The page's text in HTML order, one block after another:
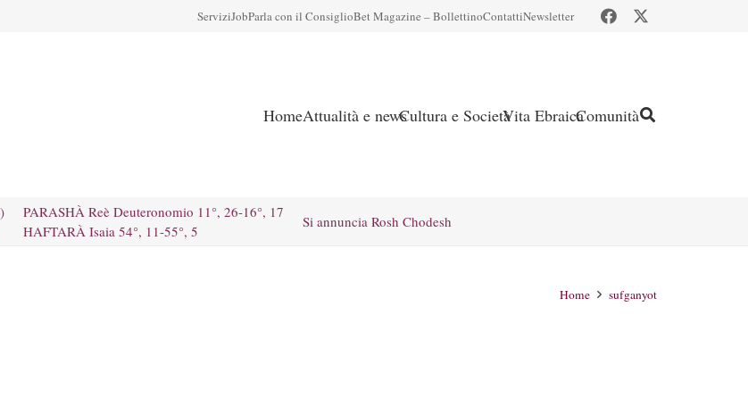
ServiziJobParla con il ConsiglioBet Magazine – BollettinoContattiNewsletter
HomeAttualità e newsCultura e SocietàVita EbraicaComunità
PARASHÀ Reè Deuteronomio 11°, 26-16°, 17
HAFTARÀ Isaia 54°, 11-55°, 5
Si annuncia Rosh Chodesh
Home sufganyot